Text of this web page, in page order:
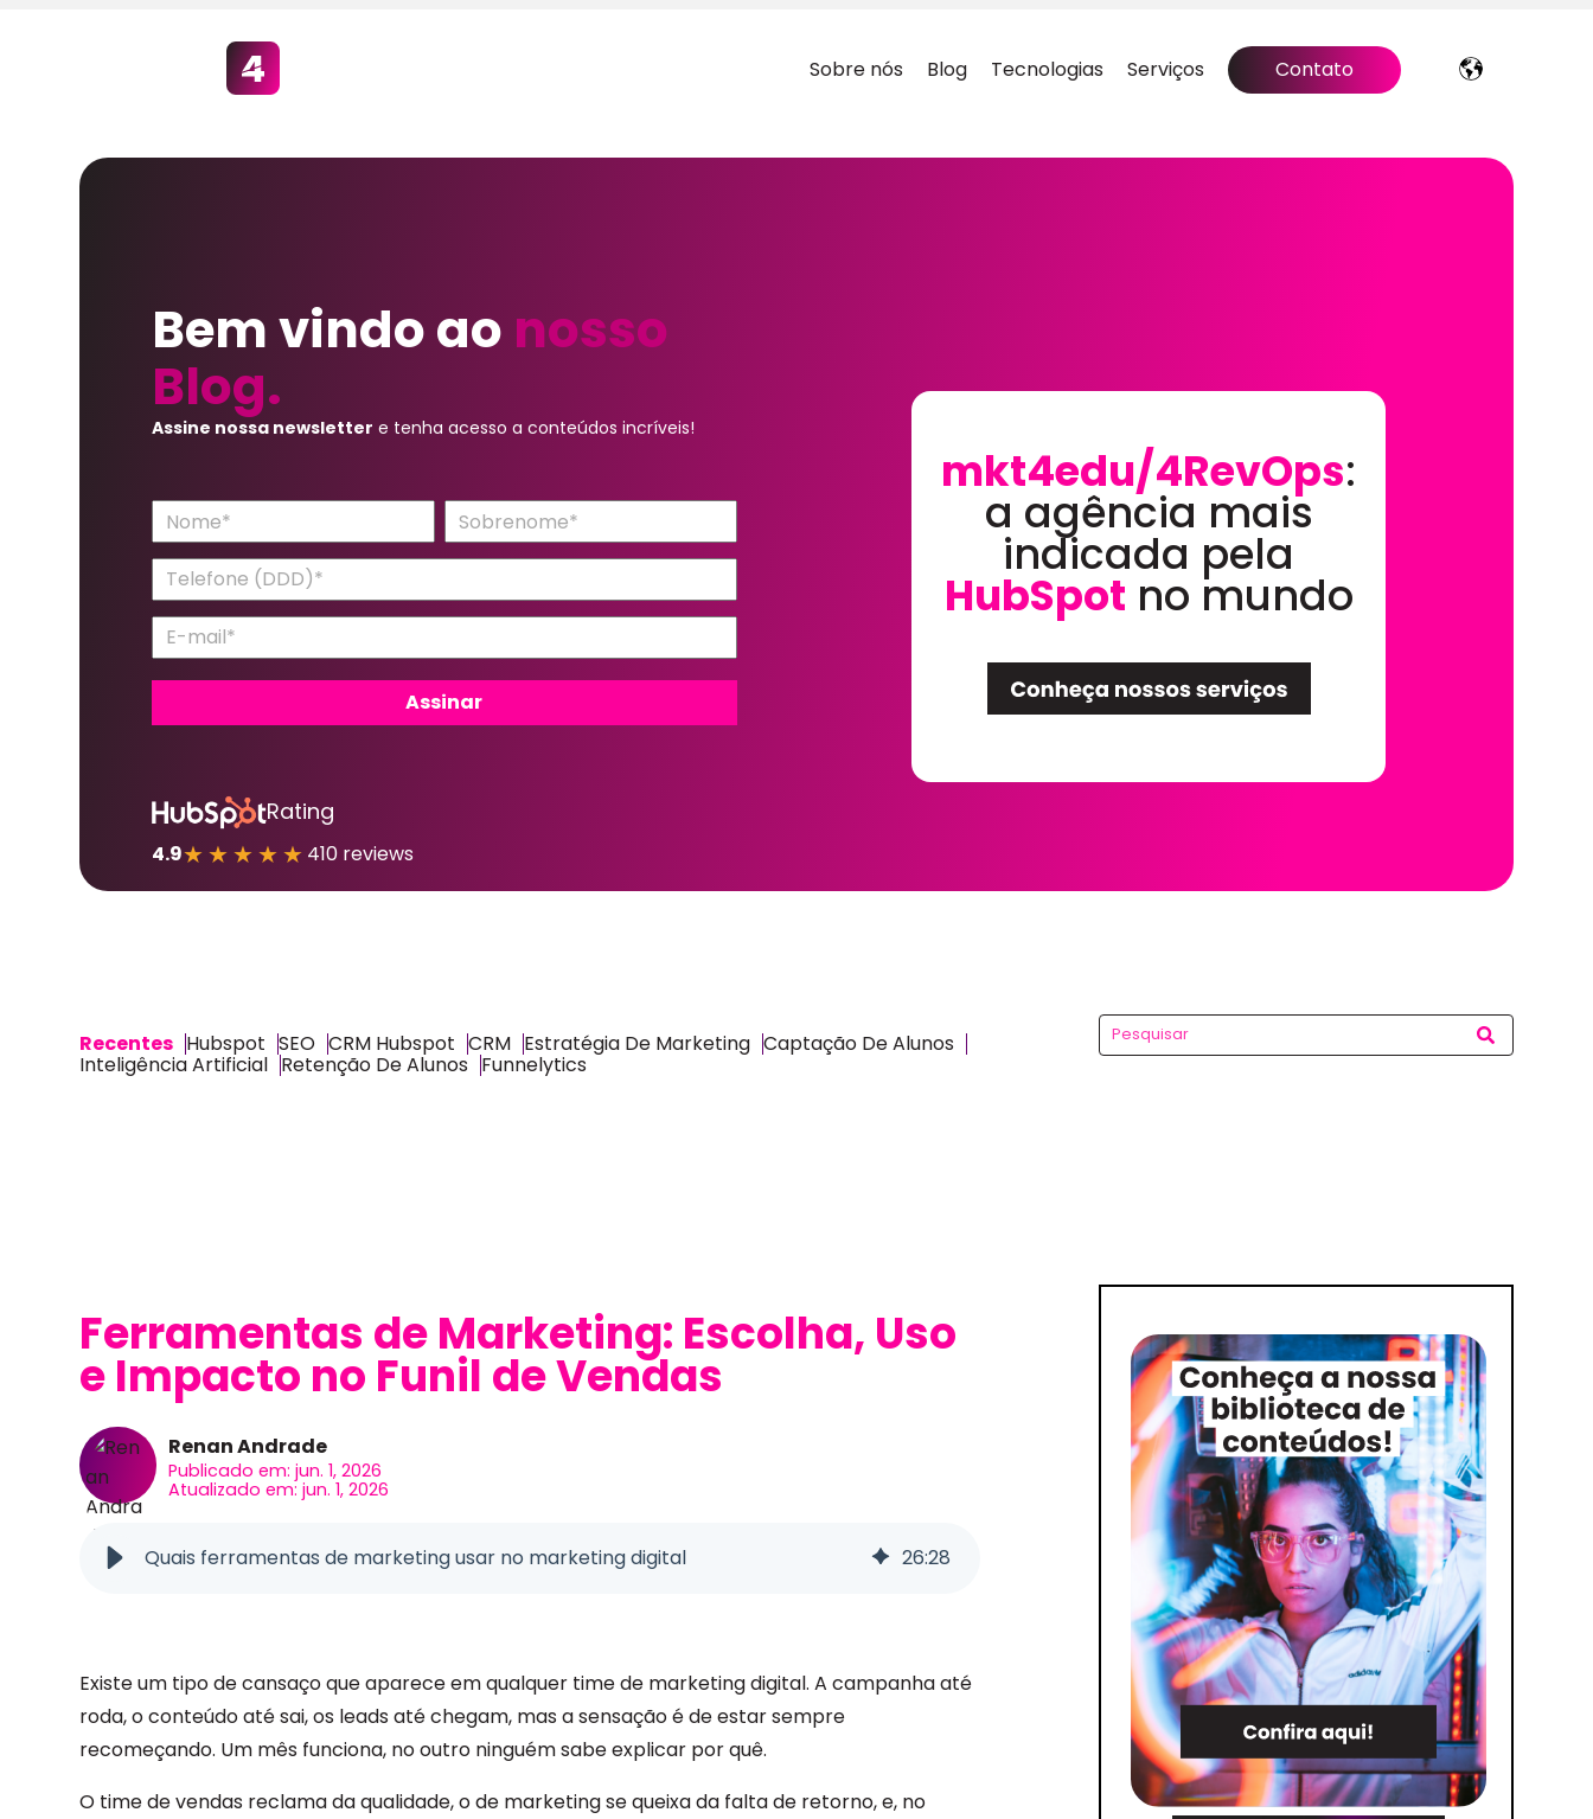
Sobre nós Blog Tecnologias Serviços Contato
Bem vindo ao nosso
Blog.
Assine nossa newsletter e tenha acesso a conteúdos incríveis!
Rating
4.9★★★★★ 410 reviews
mkt4edu/4RevOps:
a agência mais
indicada pela
HubSpot no mundo
Recentes Hubspot SEO CRM Hubspot CRM Estratégia De Marketing Captação De Alunos
Inteligência Artificial Retenção De Alunos Funnelytics
Ferramentas de Marketing: Escolha, Uso
e Impacto no Funil de Vendas
Renan Andrade
Publicado em: jun. 1, 2026
Atualizado em: jun. 1, 2026
Quais ferramentas de marketing usar no marketing digital 26:28
Existe um tipo de cansaço que aparece em qualquer time de marketing digital. A campanha até
roda, o conteúdo até sai, os leads até chegam, mas a sensação é de estar sempre
recomeçando. Um mês funciona, no outro ninguém sabe explicar por quê.
O time de vendas reclama da qualidade, o de marketing se queixa da falta de retorno, e, no